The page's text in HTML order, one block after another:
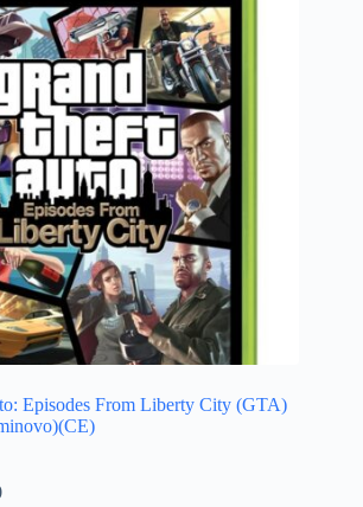
Episodes From Liberty City (GTA)